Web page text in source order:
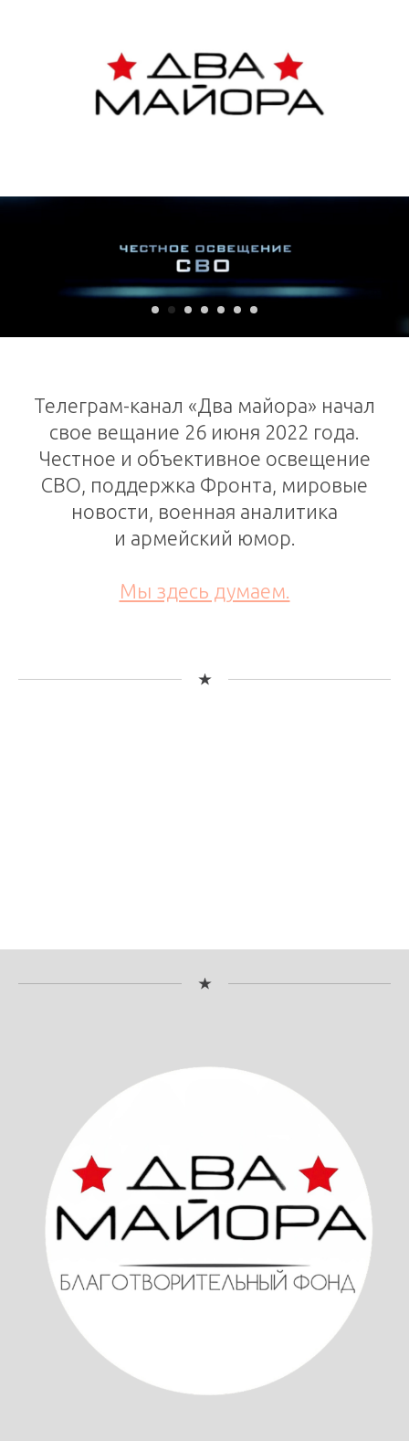
Телеграм-канал «Два майора» начал
свое вещание 26 июня 2022 года.
Честное и объективное освещение
СВО, поддержка Фронта, мировые
новости, военная аналитика
и армейский юмор.
Мы здесь думаем.